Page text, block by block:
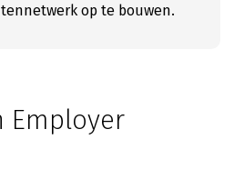
op te bouwen.
Employer